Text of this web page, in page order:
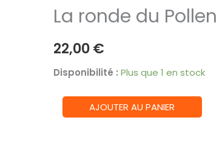
La ronde du Pollen
22,00€
Disponibilité : Plus que 1 en stock
quantité
de
AJOUTER AU PANIER